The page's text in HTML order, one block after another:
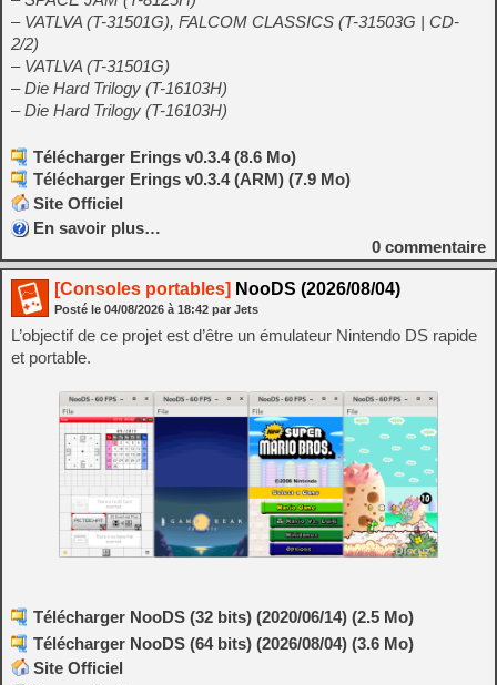
– VATLVA (T-31501G), FALCOM CLASSICS (T-31503G | CD-
2/2)
– VATLVA (T-31501G)
– Die Hard Trilogy (T-16103H)
– Die Hard Trilogy (T-16103H)
Télécharger Erings v0.3.4 (8.6 Mo)
Télécharger Erings v0.3.4 (ARM) (7.9 Mo)
Site Officiel
En savoir plus…
0 commentaire
[Consoles portables] NooDS (2026/08/04)
Posté le 04/08/2026 à 18:42 par Jets
L’objectif de ce projet est d’être un émulateur Nintendo DS rapide
et portable.
Télécharger NooDS (32 bits) (2020/06/14) (2.5 Mo)
Télécharger NooDS (64 bits) (2026/08/04) (3.6 Mo)
Site Officiel